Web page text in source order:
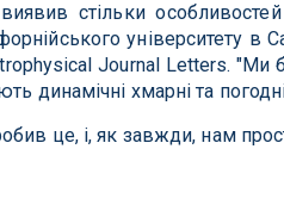
стільки
університету в
Journal Letters. "Ми
динамічні хмарні та
це, і, як завжди, нам